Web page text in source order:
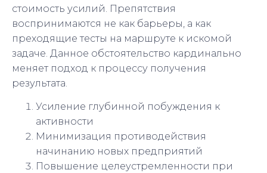
стоимость усилий. Препятствия
воспринимаются не как барьеры, а как
преходящие тесты на маршруте к искомой
задаче. Данное обстоятельство кардинально
меняет подход к процессу получения
результата.
Усиление глубинной побуждения к
активности
Минимизация противодействия
начинанию новых предприятий
Повышение целеустремленности при